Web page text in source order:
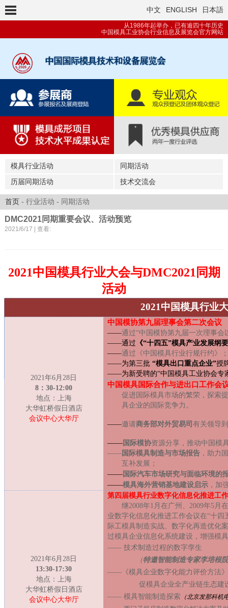
中文 ENGLISH 日本語
从1986年起举办，已有逾四十年历史
中国模具工业协会行业信息及展览会官方网站
模具行业活动 同期活动
历届同期活动 技术交流会
首页 - 行业活动 - 同期活动
DMC2021同期重要会议、活动预览
2021/6/17 | 查看:
2021中国模具行业大会与DMC2021同期
活动
2021中国模具行业
2021年6月28日
8：30-12:00
地点：上海
大华虹桥假日酒店
会议中心大华厅
中国模协第九届理事会第二次会议
——通过“中国模协第九届一次理事会
——通过 《“十四五”模具产业发展纲
——通过《中国模具行业行规行约》；
——为第三批 “模具出口重点企业”授
——为新受聘的“中国模具工业协会专
中国模具国际合作与进出口工作会
促进国际模具市场的繁荣， 探索
具企业的国际竞争力。
——邀请商务部对外贸易司 有关领导
——国际模协资源分享，推动中国模
——国际模具制造与市场报告， 助力
互补发展 ；
——国际汽车市场研究与面临环境的
——模具海外营销基地建设启示，加
2021年6月28日
13:30-17:30
地点：上海
大华虹桥假日酒店
会议中心大华厅
第四届模具行业数字化信息化推进工
继2008年1月在广州、2009年5月
业数字化信息化推进工作会议在“十
际工模具制造实战、数字化再造优化
过模具企业信息化系统建设，增强模
—— 技术制造过程的数字孪生
（特邀智能制造专家李培根
——《模具企业数字化能力评价方法
促模具企业全产业链生态建
—— 模具智能制造探索 （北京发那科机